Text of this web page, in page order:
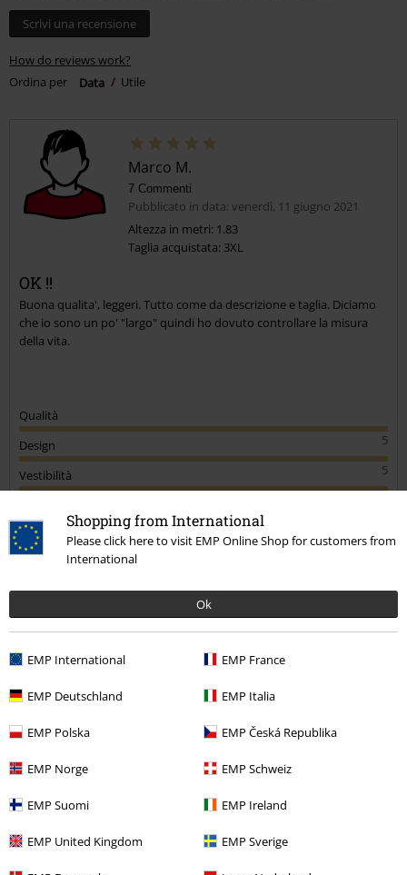
Shopping from International
Please click here to visit EMP Online Shop for customers from
International
Ok
EMP International EMP France
EMP Deutschland EMP Italia
EMP Polska EMP Česká Republika
EMP Norge EMP Schweiz
EMP Suomi EMP Ireland
EMP United Kingdom EMP Sverige
Scrivi una recensione
How do reviews work?
Ordina per
Data Utile
Marco M.
7 Commenti
Pubblicato in data: venerdì, 11 giugno 2021
Altezza in metri: 1.83
Taglia acquistata: 3XL
OK !!
Buona qualita', leggeri. Tutto come da descrizione e taglia. Diciamo
che io sono un po' "largo" quindi ho dovuto controllare la misura
della vita.
Qualità
5
Design
5
Vestibilità
Recensione verificata
Il commento è stato utile?
Pubblicato in data: mercoledì, 10 giugno 2020
Taglia acquistata: XL
Comprerei di nuovo questi shorts